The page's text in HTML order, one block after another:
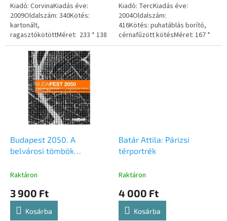
Kiadó: CorvinaKiadás éve:
2009Oldalszám: 340Kötés:
kartonált,
ragasztókötöttMéret: 233 * 138
mmISBN-szám: 9789631365788
Kiadó: TercKiadás éve:
2004Oldalszám:
416Kötés: puhatáblás borító,
cérnafűzött kötésMéret: 167 *
235 mmISBN-szám: 9639535184
Budapest 2050. A
belvárosi tömbök
Raktáron
3 900 Ft
Kosárba
Batár Attila: Párizsi
térportrék
Raktáron
4 000 Ft
Kosárba